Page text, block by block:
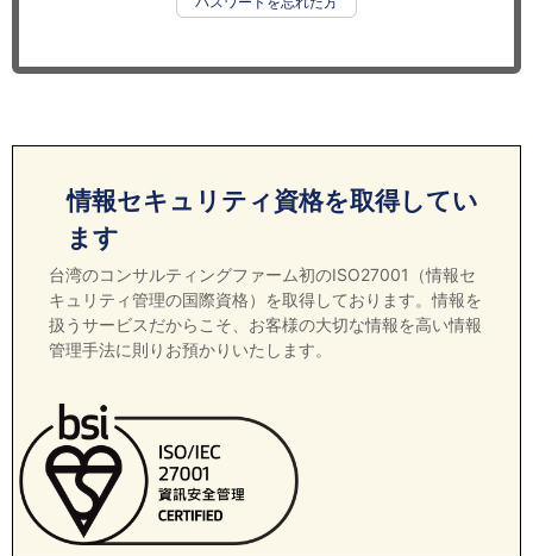
情報セキュリティ資格を取得してい
ます
台湾のコンサルティングファーム初のISO27001（情報セ
キュリティ管理の国際資格）を取得しております。情報を
扱うサービスだからこそ、お客様の大切な情報を高い情報
管理手法に則りお預かりいたします。